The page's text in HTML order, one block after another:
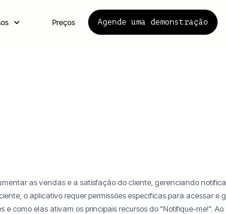
Preços Agende uma demonstração
as vendas e a satisfação do cliente, gerenciando
o aplicativo requer permissões específicas para acessar e
como elas ativam os principais recursos do "Notifique-me!".